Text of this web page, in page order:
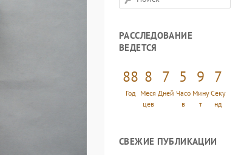
о
с
к
РАССЛЕДОВАНИЕ
ВЕДЕТСЯ
88
Год
8
Меся
цев
7
Дней
5
Часо
в
9
Мину
т
9
Секу
нд
СВЕЖИЕ ПУБЛИКАЦИИ